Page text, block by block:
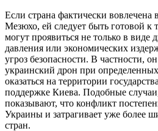
Если страна фактически вовлечена
Мезюхо, ей следует быть готовой к
могут проявиться не только в виде
давления или экономических
угроз безопасности. В частности,
украинский дрон при
оказаться на территории
поддержке Киева. Подобные
показывают, что конфликт
Украины и затрагивает уже более
стран.